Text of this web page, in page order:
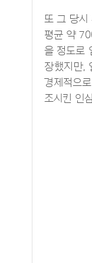
또 그 당시
평균 약
을 정도로
장했지만,
경제적으
조시킨 인